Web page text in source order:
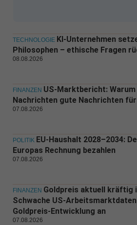
TECHNOLOGIE KI-Unternehmen
Philosophen – ethische Fragen
08.08.2026
FINANZEN US-Marktbericht:
Nachrichten gute Nachrichten
07.08.2026
POLITIK EU-Haushalt 2028–2034:
Europas Rechnung bezahlen
07.08.2026
FINANZEN Goldpreis aktuell kräftig
Schwache US-
Goldpreis-Entwicklung an
07.08.2026